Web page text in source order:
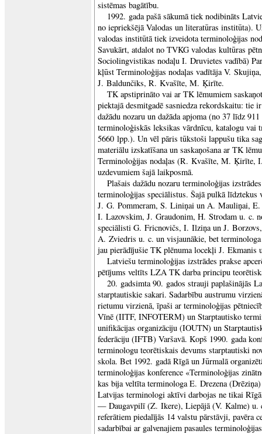
sistēmas bagātību.
1992. gada pašā sākumā tiek nodibināts
no iepriekšējā Valodas un literatūras institūta).
valodas institūtā tiek izveidota terminoloģijas
Savukārt, atdalot no TVKG valodas kultūras
Sociolingvistikas nodaļu I. Druvietes vadībā)
kļūst Terminoloģijas nodaļas vadītāja V.
J. Baldunčiks, R. Kvašīte, M. Ķirīte.
TK apstiprināto vai ar TK lēmumiem
piektajā desmitgadē sasniedza rekordskaitu: tie
dažādu nozaru un dažāda apjoma (no 37 līdz
terminoloģiskās leksikas vārdnīcu, katalogu vai
5660 lpp.). Un vēl pāris tūkstoši lappušu tika
materiālu izskatīšana un saskaņošana ar TK
Terminoloģijas nodaļas (R. Kvašīte, M. Ķirīte,
uzdevumiem šajā laikposmā.
Plašais dažādu nozaru terminoloģijas
terminoloģijas speciālistus. Šajā pulkā līdztekus
J. G. Pommeram, S. Liniņai un A. Mauliņai,
I. Lazovskim, J. Graudonim, H. Strodam u. c.
speciālisti G. Fricnovičs, I. Ilziņa un J.
A. Zviedris u. c. un visjaunākie, bet
jau pierādījušie TK plēnuma locekļi J. Ekmanis
Latviešu terminoloģijas izstrādes prakse
pētījums veltīts LZA TK darba principu
20. gadsimta 90. gados strauji paplašinājās
starptautiskie sakari. Sadarbību austrumu
rietumu virzienā, īpaši ar terminoloģijas
Vīnē (IITF, INFOTERM) un Starptautisko
unifikācijas organizāciju (IOUTN) un
federāciju (IFTB) Varšavā. Kopš 1990. gada
terminologu teorētiskais devums starptautiski
skola. Bet 1992. gadā Rīgā un Jūrmalā
terminoloģijas konference «Terminoloģijas
kas bija veltīta terminologa E. Drezena
Latvijas terminologi aktīvi darbojas ne tikai
— Daugavpilī (Z. Ikere), Liepājā (V. Kalme) u.
referātiem piedalījās 14 valstu pārstāvji, pavēra
sadarbībai ar galvenajiem pasaules